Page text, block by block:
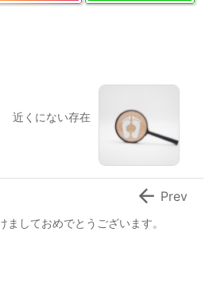
近くにない存在
ましておめでとうございます。
 Prev